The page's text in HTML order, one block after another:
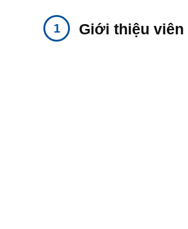
Giới thiệu viên